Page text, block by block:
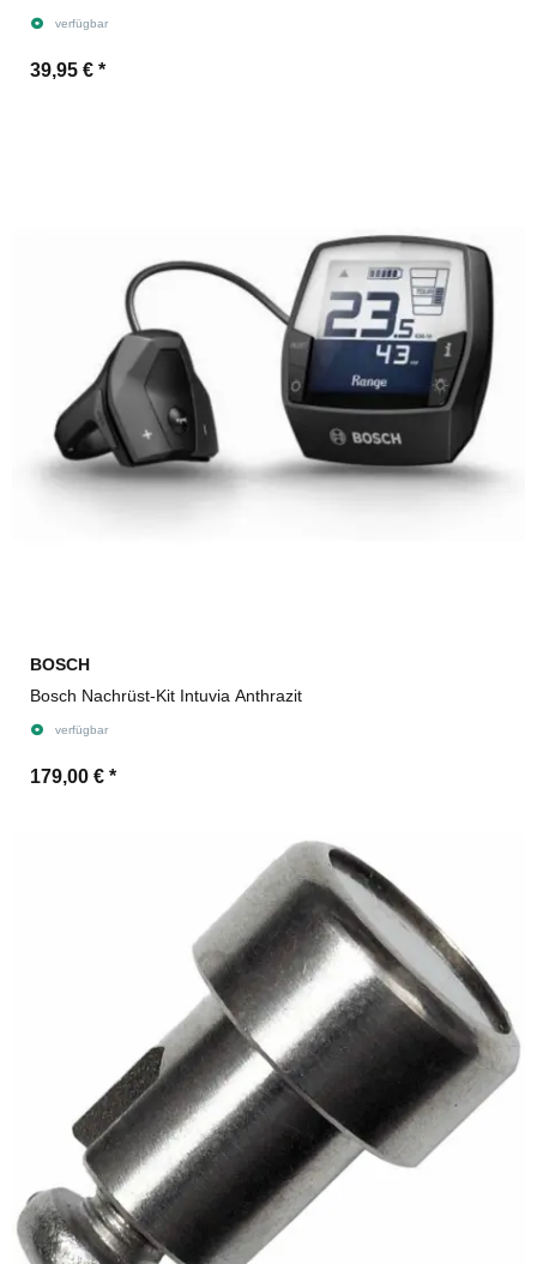
verfügbar
39,95 € *
BOSCH
Bosch Nachrüst-Kit Intuvia Anthrazit
verfügbar
179,00 € *